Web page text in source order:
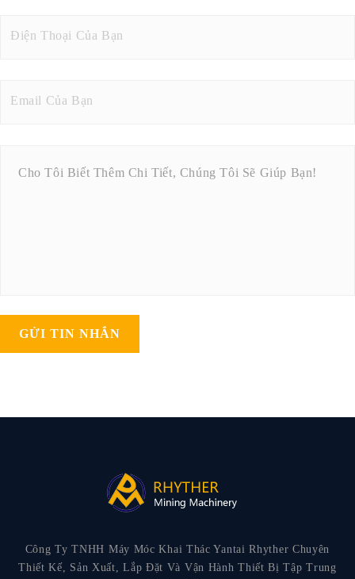
GỬI TIN NHẮN
Công Ty TNHH Máy Móc Khai Thác Yantai Rhyther Chuyên
Thiết Kế, Sản Xuất, Lắp Đặt Và Vận Hành Thiết Bị Tập Trung